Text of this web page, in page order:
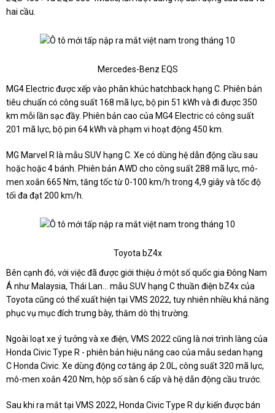
hai cầu.
Mercedes-Benz EQS
MG4 Electric được xếp vào phân khúc hatchback hạng C. Phiên bản
tiêu chuẩn có công suất 168 mã lực, bộ pin 51 kWh và đi được 350
km mỗi lần sạc đầy. Phiên bản cao của MG4 Electric có công suất
201 mã lực, bộ pin 64 kWh và phạm vi hoạt động 450 km.
MG Marvel R là mẫu SUV hạng C. Xe có dùng hệ dẫn động cầu sau
hoặc hoặc 4 bánh. Phiên bản AWD cho công suất 288 mã lực, mô-
men xoắn 665 Nm, tăng tốc từ 0-100 km/h trong 4,9 giây và tốc độ
tối đa đạt 200 km/h.
Toyota bZ4x
Bên cạnh đó, với việc đã được giới thiệu ở một số quốc gia Đông Nam
Á như Malaysia, Thái Lan… mẫu SUV hạng C thuần điện bZ4x của
Toyota cũng có thể xuất hiện tại VMS 2022, tuy nhiên nhiều khả năng
phục vụ mục đích trưng bày, thăm dò thị trường.
Ngoài loạt xe ý tưởng và xe điện, VMS 2022 cũng là nơi trình làng của
Honda Civic Type R - phiên bản hiệu năng cao của mẫu sedan hạng
C Honda Civic. Xe dùng động cơ tăng áp 2.0L, công suất 320 mã lực,
mô-men xoắn 420 Nm, hộp số sàn 6 cấp và hệ dẫn động cầu trước.
Sau khi ra mắt tại VMS 2022, Honda Civic Type R dự kiến được bán